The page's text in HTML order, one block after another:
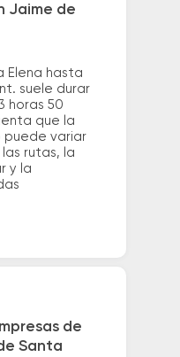
Jaime de
Elena hasta
suele durar
horas 50
que la
puede variar
rutas, la
y la
de
Santa